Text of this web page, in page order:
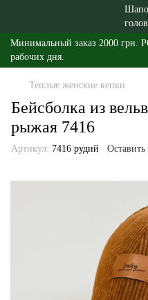
Минимальный заказ 2000
рабочих дня.
Теплые женские кепки
Бейсболка из
рыжая 7416
Артикул: 7416 рудий Оставить